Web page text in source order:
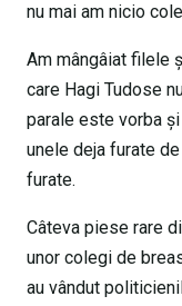
nu mai am nicio
Am mângâiat filele
care Hagi Tudose
parale este vorba
unele deja furate
furate.
Câteva piese rare
unor colegi de
au vândut